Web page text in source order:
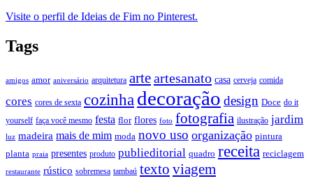
Visite o perfil de Ideias de Fim no Pinterest.
Tags
amigos amor aniversário arquitetura arteartesanato casa cerveja comida
cores cores de sexta cozinha decoração design Doce do it
yourself faça você mesmo festa flor flores foto fotografia ilustração jardim
luz madeira mais de mim moda novo uso organização pintura
planta praia presentes produto publieditorial quadro receita reciclagem
restaurante rústico sobremesa tambaú texto viagem